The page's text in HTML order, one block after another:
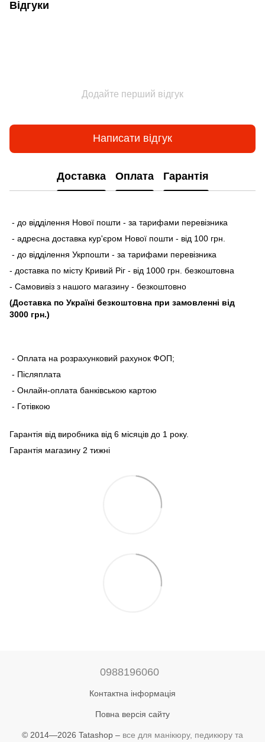
Відгуки
Додайте перший відгук
Написати відгук
Доставка Оплата Гарантія
- до відділення Нової пошти - за тарифами перевізника
- адресна доставка кур'єром Нової пошти - від 100 грн.
- до відділення Укрпошти - за тарифами перевізника
- доставка по місту Кривий Ріг - від 1000 грн. безкоштовна
- Самовивіз з нашого магазину - безкоштовно
(Доставка по Україні безкоштовна при замовленні від
3000 грн.)
- Оплата на розрахунковий рахунок ФОП;
- Післяплата
- Онлайн-оплата банківською картою
- Готівкою
Гарантія від виробника від 6 місяців до 1 року.
Гарантія магазину 2 тижні
0988196060
Контактна інформація
Повна версія сайту
© 2014—2026 Tatashop – все для манікюру, педикюру та